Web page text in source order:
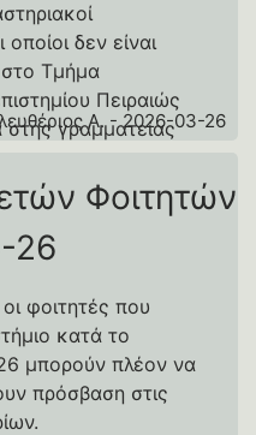
δεν είναι
στο Τμήμα
Πειραιώς
γραμματείας
πρόβλημα ή ο
email
Α. - 2026-03-26
Φοιτητών
26
φοιτητές που
κατά το
μπορούν πλέον να
πρόσβαση στις